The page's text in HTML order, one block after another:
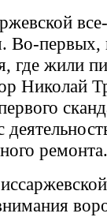
Во-первых,
где жили
Николай
ремонта.